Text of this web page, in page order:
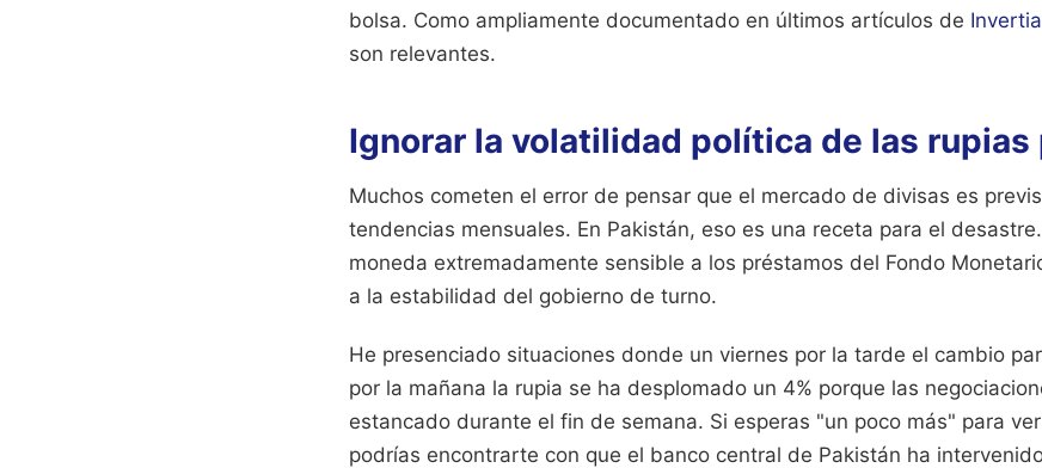
bolsa. Como ampliamente documentado en últimos artículos de Invertia
son relevantes.
Ignorar la volatilidad política de las
Muchos cometen el error de pensar que el mercado de divisas es
tendencias mensuales. En Pakistán, eso es una receta para el
moneda extremadamente sensible a los préstamos del Fondo
a la estabilidad del gobierno de turno.
He presenciado situaciones donde un viernes por la tarde el cambio
por la mañana la rupia se ha desplomado un 4% porque las
estancado durante el fin de semana. Si esperas "un poco más" para
podrías encontrarte con que el banco central de Pakistán ha